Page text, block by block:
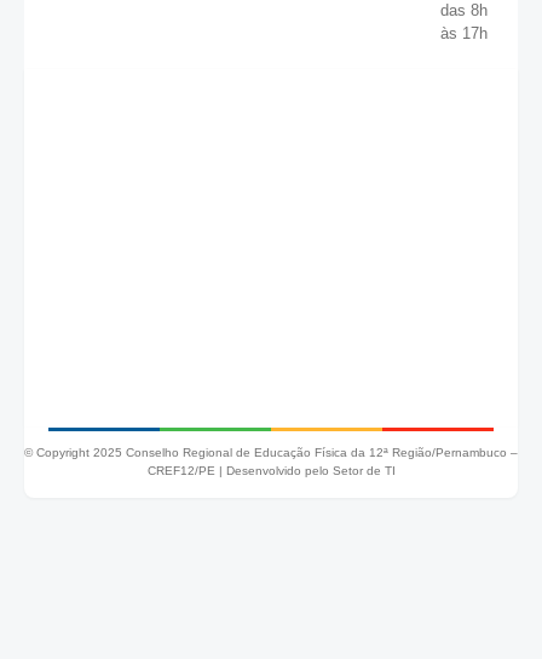
das 8h
às 17h
© Copyright 2025 Conselho Regional de Educação Física da 12ª Região/Pernambuco –
CREF12/PE | Desenvolvido pelo Setor de TI